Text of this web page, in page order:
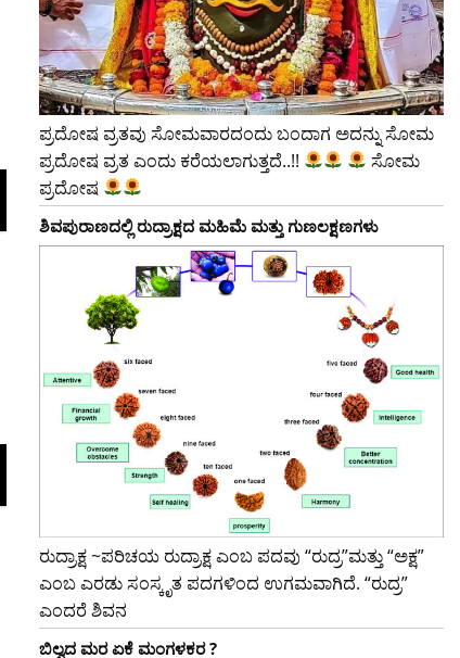
ಪ್ರದೋಷ ವ್ರತವು ಸೋಮವಾರದಂದು ಬಂದಾಗ ಅದನ್ನು ಸೋಮ
ಪ್ರದೋಷ ವ್ರತ ಎಂದು ಕರೆಯಲಾಗುತ್ತದೆ..!!
ಸೋಮ
ಪ್ರದೋಷ
ಶಿವಪುರಾಣದಲ್ಲಿ ರುದ್ರಾಕ್ಷದ ಮಹಿಮೆ ಮತ್ತು ಗುಣಲಕ್ಷಣಗಳು
ರುದ್ರಾಕ್ಷ ~ಪರಿಚಯ ರುದ್ರಾಕ್ಷ ಎಂಬ ಪದವು “ರುದ್ರ”ಮತ್ತು “ಅಕ್ಷ”
ಎಂಬ ಎರಡು ಸಂಸ್ಕೃತ ಪದಗಳಿಂದ ಉಗಮವಾಗಿದೆ. “ರುದ್ರ”
ಎಂದರೆ ಶಿವನ
ಬಿಲ್ವದ ಮರ ಏಕೆ ಮಂಗಳಕರ ?